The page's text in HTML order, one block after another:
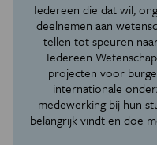
Iedereen die dat wil,
deelnemen aan
tellen tot speuren
Iedereen
projecten voor
internationale
medewerking bij hun
belangrijk vindt en doe